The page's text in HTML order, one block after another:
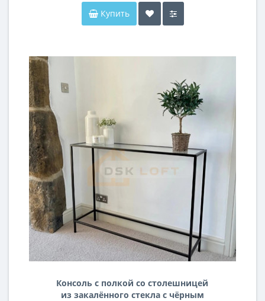
Купить
Консоль с полкой со столешницей
из закалённого стекла c чёрным